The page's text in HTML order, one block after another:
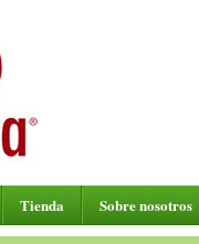
Tienda Sobre nosotros